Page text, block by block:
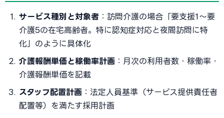
サービス種別と対象者 ：訪問介護の場合「要支援1〜要
介護5の在宅高齢者。特に認知症対応と夜間訪問に特
化」のように具体化
介護報酬単価と稼働率計画 ：月次の利用者数・稼働率・
介護報酬単価を記載
スタッフ配置計画 ：法定人員基準（サービス提供責任者
配置等）を満たす採用計画